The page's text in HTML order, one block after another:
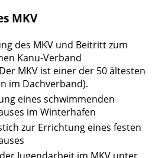
MKV
des MKV und Beitritt zum
Kanu-Verband
MKV ist einer der 50 ältesten
im Dachverband).
eines schwimmenden
im Winterhafen
zur Errichtung eines festen